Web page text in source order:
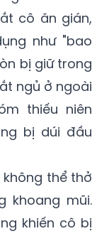
cô ăn gián,
như "bao
bị giữ trong
ngủ ở ngoài
thiếu niên
bị dúi đầu
không thể thở
khoang mũi.
khiến cô bị